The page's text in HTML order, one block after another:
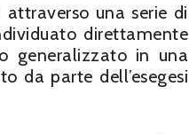
una serie di
direttamente
generalizzato in una
da parte dell’esegesi